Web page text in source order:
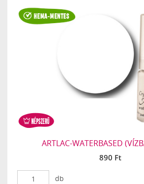
ARTLAC-WATERBASED
890 Ft
db